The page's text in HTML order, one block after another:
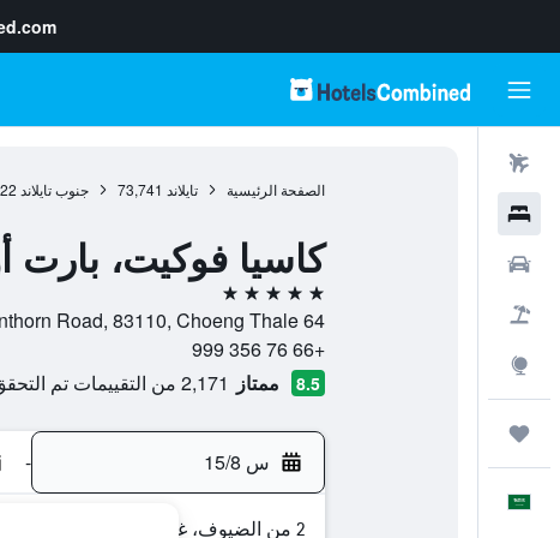
الصفحة الرئيسية تايلاند 73,741 جنوب تايلاند
كاسيا فوكيت، بارت
5 نجوم
64 Moo 4, Srisoonthorn Road, 83110, Choeng Thale, مقاطعة بوكيت, تايلاند
+66 76 356 999
8.5 ممتاز 2,171 من التقييمات تم التحقق منها
س 15/8 -
2 من الضيوف، غرفة واحدة